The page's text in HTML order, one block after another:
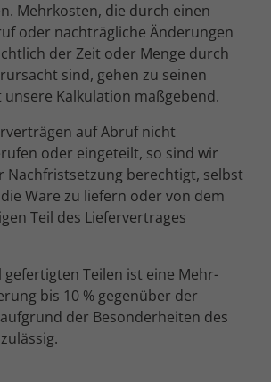
Mehrkosten, die durch einen
oder nachträgliche Änderungen
der Zeit oder Menge durch
sind, gehen zu seinen
unsere Kalkulation maßgebend.
auf Abruf nicht
oder eingeteilt, so sind wir
Nachfristsetzung berechtigt, selbst
Ware zu liefern oder von dem
Teil des Liefervertrages
gefertigten Teilen ist eine Mehr-
bis 10 % gegenüber der
der Besonderheiten des